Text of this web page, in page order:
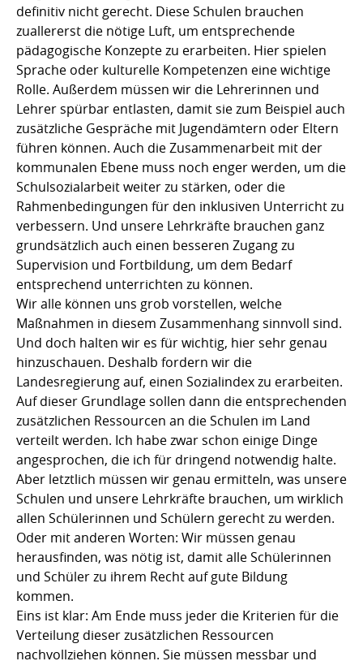
definitiv nicht gerecht. Diese Schulen brauchen
zuallererst die nötige Luft, um entsprechende
pädagogische Konzepte zu erarbeiten. Hier spielen
Sprache oder kulturelle Kompetenzen eine wichtige
Rolle. Außerdem müssen wir die Lehrerinnen und
Lehrer spürbar entlasten, damit sie zum Beispiel auch
zusätzliche Gespräche mit Jugendämtern oder Eltern
führen können. Auch die Zusammenarbeit mit der
kommunalen Ebene muss noch enger werden, um die
Schulsozialarbeit weiter zu stärken, oder die
Rahmenbedingungen für den inklusiven Unterricht zu
verbessern. Und unsere Lehrkräfte brauchen ganz
grundsätzlich auch einen besseren Zugang zu
Supervision und Fortbildung, um dem Bedarf
entsprechend unterrichten zu können.
Wir alle können uns grob vorstellen, welche
Maßnahmen in diesem Zusammenhang sinnvoll sind.
Und doch halten wir es für wichtig, hier sehr genau
hinzuschauen. Deshalb fordern wir die
Landesregierung auf, einen Sozialindex zu erarbeiten.
Auf dieser Grundlage sollen dann die entsprechenden
zusätzlichen Ressourcen an die Schulen im Land
verteilt werden. Ich habe zwar schon einige Dinge
angesprochen, die ich für dringend notwendig halte.
Aber letztlich müssen wir genau ermitteln, was unsere
Schulen und unsere Lehrkräfte brauchen, um wirklich
allen Schülerinnen und Schülern gerecht zu werden.
Oder mit anderen Worten: Wir müssen genau
herausfinden, was nötig ist, damit alle Schülerinnen
und Schüler zu ihrem Recht auf gute Bildung
kommen.
Eins ist klar: Am Ende muss jeder die Kriterien für die
Verteilung dieser zusätzlichen Ressourcen
nachvollziehen können. Sie müssen messbar und